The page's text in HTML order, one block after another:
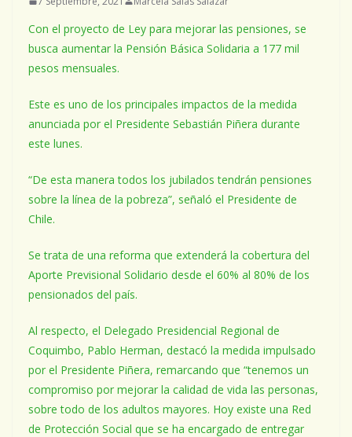
Con el proyecto de Ley para mejorar las pensiones, se
busca aumentar la Pensión Básica Solidaria a 177 mil
pesos mensuales.
Este es uno de los principales impactos de la medida
anunciada por el Presidente Sebastián Piñera durante
este lunes.
“De esta manera todos los jubilados tendrán pensiones
sobre la línea de la pobreza”, señaló el Presidente de
Chile.
Se trata de una reforma que extenderá la cobertura del
Aporte Previsional Solidario desde el 60% al 80% de los
pensionados del país.
Al respecto, el Delegado Presidencial Regional de
Coquimbo, Pablo Herman, destacó la medida impulsado
por el Presidente Piñera, remarcando que “tenemos un
compromiso por mejorar la calidad de vida las personas,
sobre todo de los adultos mayores. Hoy existe una Red
de Protección Social que se ha encargado de entregar